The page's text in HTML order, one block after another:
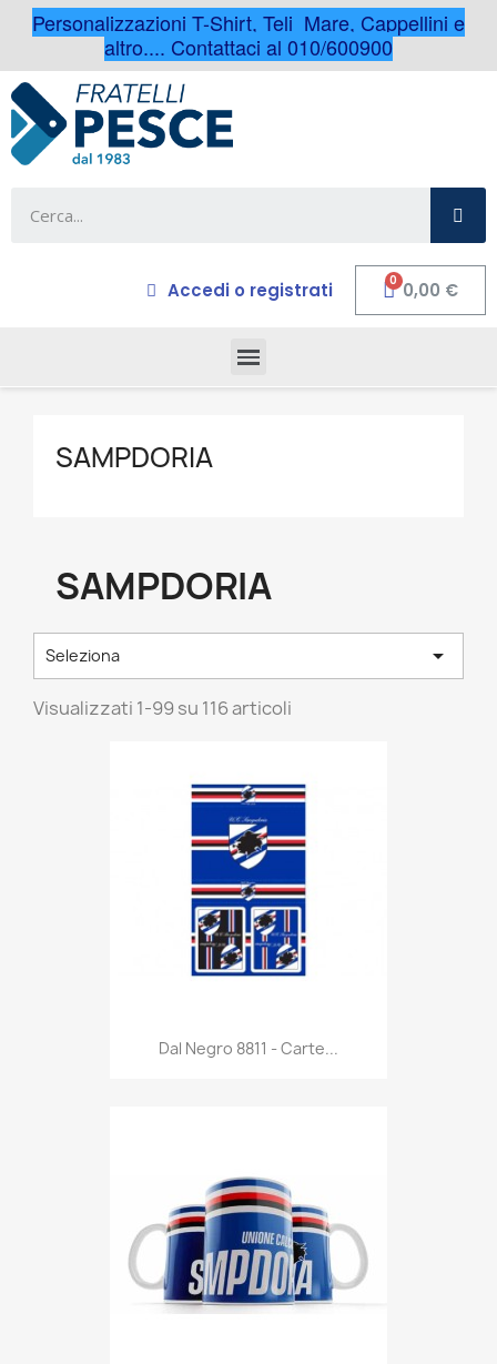
Personalizzazioni T-Shirt, Teli Mare, Cappellini e
altro.... Contattaci al 010/600900
Accedi o registrati 0,00 €
SAMPDORIA
SAMPDORIA
Seleziona 
Visualizzati 1-99 su 116 articoli
Anteprima
Dal Negro 8811 - Carte...